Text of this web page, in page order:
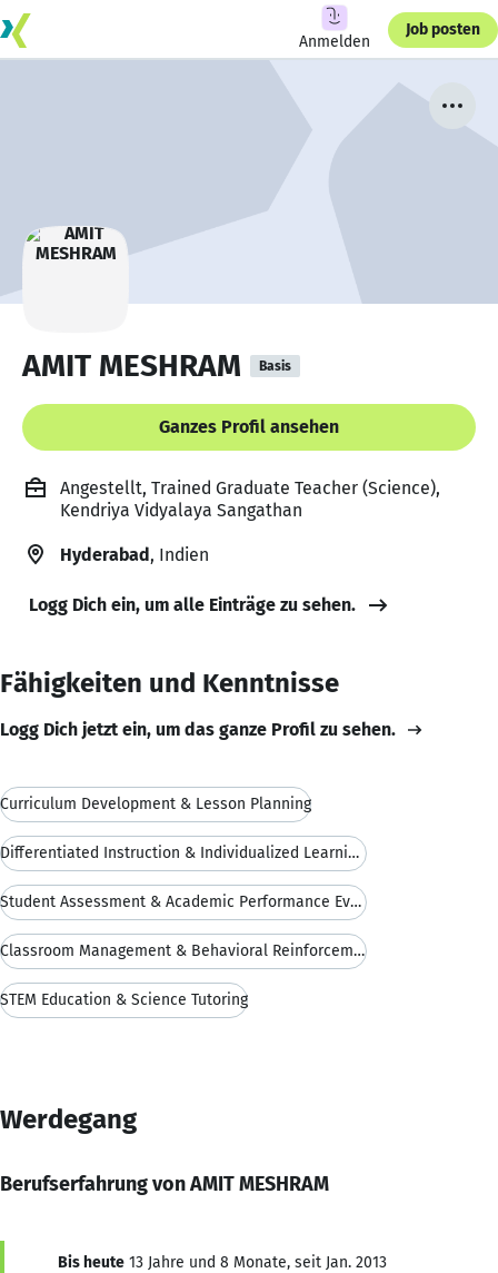
Anmelden
Job posten
AMIT MESHRAM Basis
Ganzes Profil ansehen
Angestellt, Trained Graduate Teacher (Science),
Kendriya Vidyalaya Sangathan
Hyderabad, Indien
Logg Dich ein, um alle Einträge zu sehen.
Fähigkeiten und Kenntnisse
Logg Dich jetzt ein, um das ganze Profil zu sehen.
Curriculum Development & Lesson Planning
Differentiated Instruction & Individualized Learning Plans
Student Assessment & Academic Performance Evaluation
Classroom Management & Behavioral Reinforcement
STEM Education & Science Tutoring
Werdegang
Berufserfahrung von AMIT MESHRAM
Bis heute 13 Jahre und 8 Monate, seit Jan. 2013